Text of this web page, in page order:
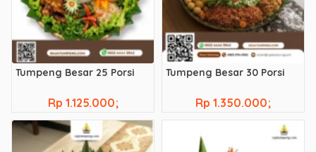
Tumpeng Besar 25 Porsi
Rp 1.125.000;
Tumpeng Besar 30 Porsi
Rp 1.350.000;